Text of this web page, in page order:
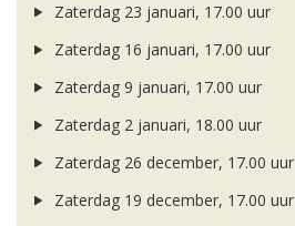
Zaterdag 23 januari, 17.00 uur
Zaterdag 16 januari, 17.00 uur
Zaterdag 9 januari, 17.00 uur
Zaterdag 2 januari, 18.00 uur
Zaterdag 26 december, 17.00 uur
Zaterdag 19 december, 17.00 uur